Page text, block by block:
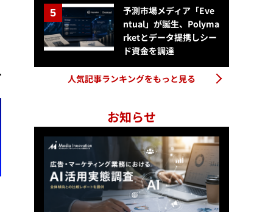
予測市場メディア「Eve
ntual」が誕生、Polyma
rketとデータ提携しシー
ド資金を調達
人気記事ランキングをもっと見る
お知らせ